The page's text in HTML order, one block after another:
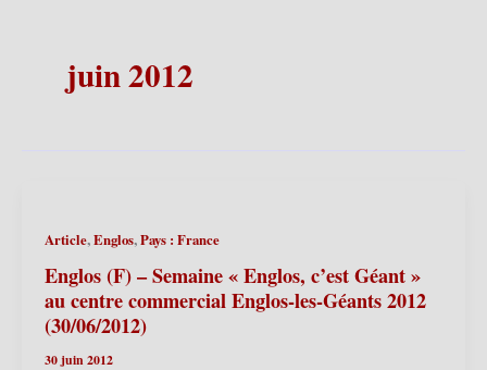
juin 2012
Article,Englos,Pays : France
Englos (F) – Semaine « Englos, c’est Géant »
au centre commercial Englos-les-Géants 2012
(30/06/2012)
30 juin 2012